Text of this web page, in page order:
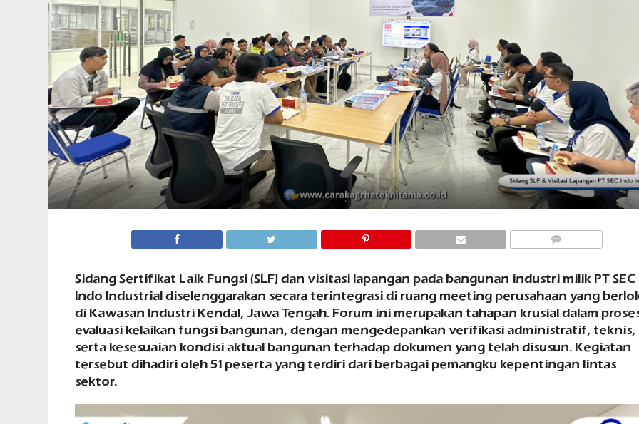
Sidang Sertifikat Laik Fungsi (SLF) dan visitasi lapangan pada bangunan industri milik PT SEC
Indo Industrial diselenggarakan secara terintegrasi di ruang meeting perusahaan yang
di Kawasan Industri Kendal, Jawa Tengah. Forum ini merupakan tahapan krusial dalam
evaluasi kelaikan fungsi bangunan, dengan mengedepankan verifikasi administratif, teknis,
serta kesesuaian kondisi aktual bangunan terhadap dokumen yang telah disusun. Kegiatan
tersebut dihadiri oleh 51 peserta yang terdiri dari berbagai pemangku kepentingan lintas
sektor.